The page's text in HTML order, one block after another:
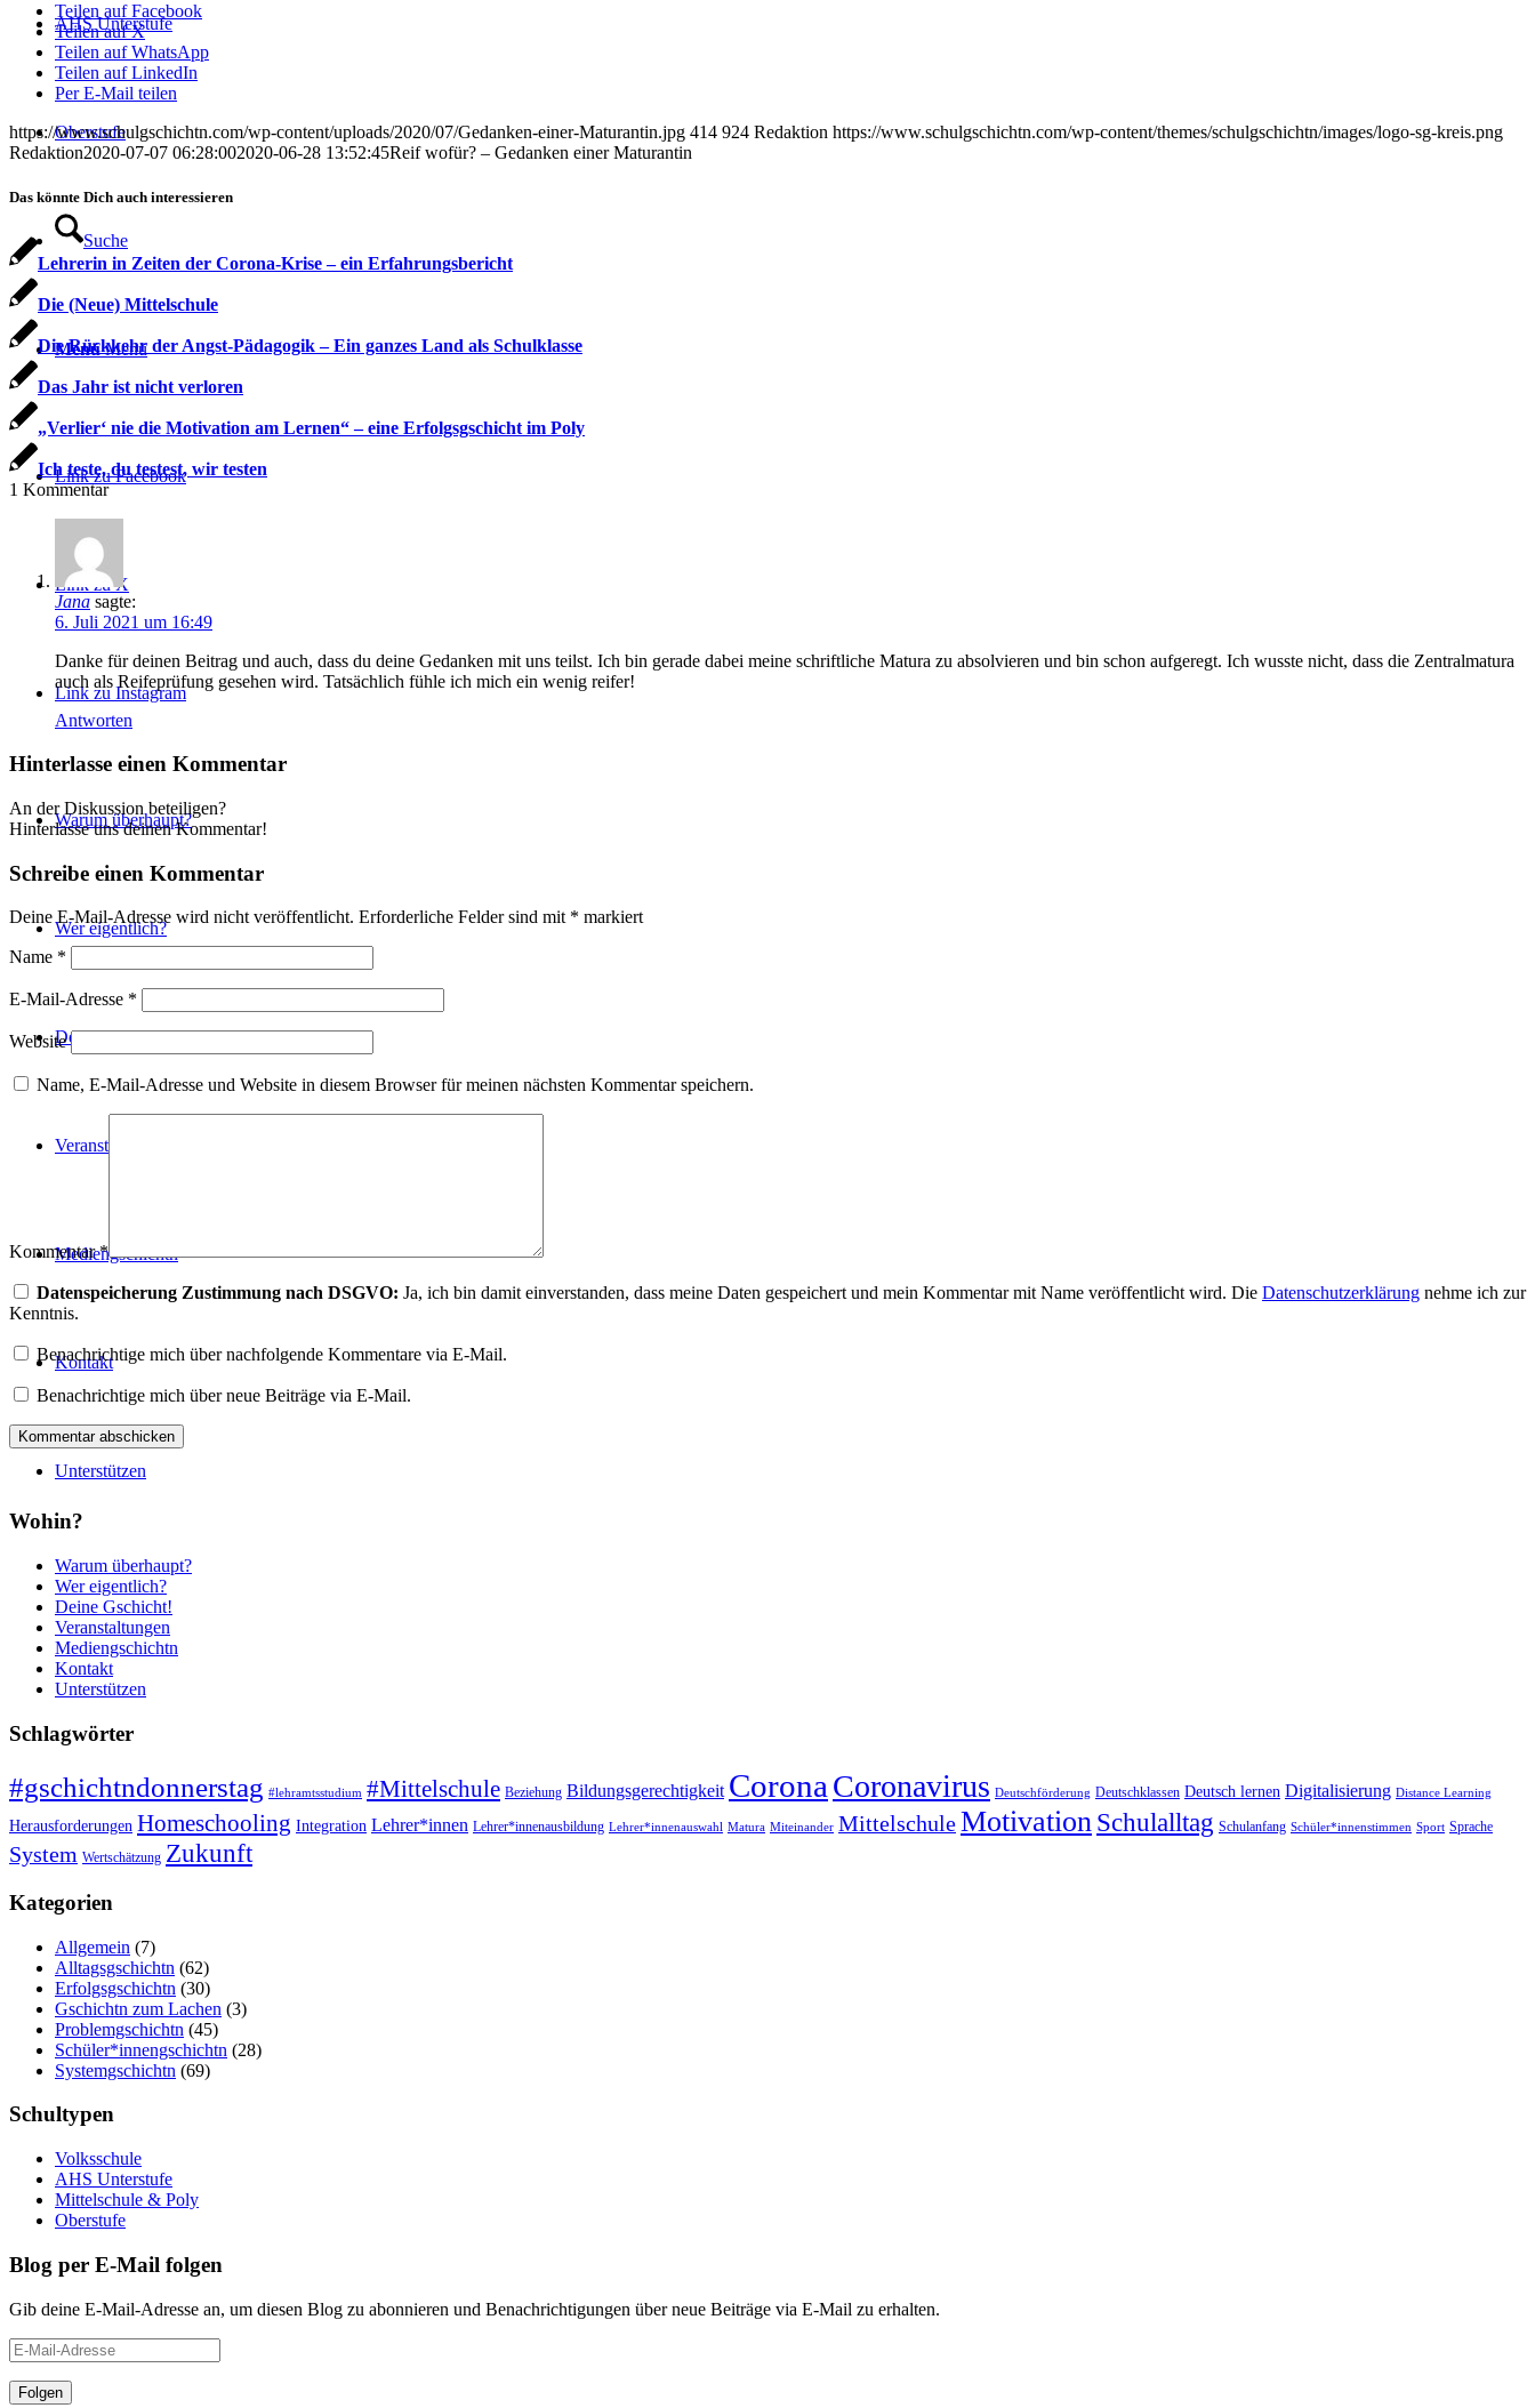
AHS Unterstufe
Oberstufe
Suche
Menü Menü
Link zu Facebook
Link zu X
Link zu Instagram
Warum überhaupt?
Wer eigentlich?
Deine Gschicht!
Veranstaltungen
Mediengschichtn
Kontakt
Unterstützen
Teilen auf Facebook
Teilen auf X
Teilen auf WhatsApp
Teilen auf LinkedIn
Per E-Mail teilen
https://www.schulgschichtn.com/wp-content/uploads/2020/07/Gedanken-einer-Maturantin.jpg 414 924 Redaktion https://www.schulgschichtn.com/wp-content/themes/schulgschichtn/images/logo-sg-kreis.png
Redaktion2020-07-07 06:28:002020-06-28 13:52:45Reif wofür? – Gedanken einer Maturantin
Das könnte Dich auch interessieren
Lehrerin in Zeiten der Corona-Krise – ein Erfahrungsbericht
Die (Neue) Mittelschule
Die Rückkehr der Angst-Pädagogik – Ein ganzes Land als Schulklasse
Das Jahr ist nicht verloren
„Verlier‘ nie die Motivation am Lernen“ – eine Erfolgsgschicht im Poly
Ich teste, du testest, wir testen
1 Kommentar
Jana sagte:
6. Juli 2021 um 16:49
Danke für deinen Beitrag und auch, dass du deine Gedanken mit uns teilst. Ich bin gerade dabei meine schriftliche Matura zu absolvieren und bin schon aufgeregt. Ich wusste nicht, dass die Zentralmatura
auch als Reifeprüfung gesehen wird. Tatsächlich fühle ich mich ein wenig reifer!
Antworten
Hinterlasse einen Kommentar
An der Diskussion beteiligen?
Hinterlasse uns deinen Kommentar!
Schreibe einen Kommentar
Deine E-Mail-Adresse wird nicht veröffentlicht. Erforderliche Felder sind mit * markiert
Name *
E-Mail-Adresse *
Website
Name, E-Mail-Adresse und Website in diesem Browser für meinen nächsten Kommentar speichern.
Kommentar*
Datenspeicherung Zustimmung nach DSGVO: Ja, ich bin damit einverstanden, dass meine Daten gespeichert und mein Kommentar mit Name veröffentlicht wird. Die Datenschutzerklärung nehme ich zur
Kenntnis.
Benachrichtige mich über nachfolgende Kommentare via E-Mail.
Benachrichtige mich über neue Beiträge via E-Mail.
Wohin?
Warum überhaupt?
Wer eigentlich?
Deine Gschicht!
Veranstaltungen
Mediengschichtn
Kontakt
Unterstützen
Schlagwörter
#gschichtndonnerstag #lehramtsstudium #Mittelschule Beziehung Bildungsgerechtigkeit Corona Coronavirus Deutschförderung Deutschklassen Deutsch lernen Digitalisierung Distance Learning
Herausforderungen Homeschooling Integration Lehrer*innen Lehrer*innenausbildung Lehrer*innenauswahl Matura Miteinander MittelschuleMotivationSchulalltag Schulanfang Schüler*innenstimmen Sport Sprache
System Wertschätzung Zukunft
Kategorien
Allgemein (7)
Alltagsgschichtn (62)
Erfolgsgschichtn (30)
Gschichtn zum Lachen (3)
Problemgschichtn (45)
Schüler*innengschichtn (28)
Systemgschichtn (69)
Schultypen
Volksschule
AHS Unterstufe
Mittelschule & Poly
Oberstufe
Blog per E-Mail folgen
Gib deine E-Mail-Adresse an, um diesen Blog zu abonnieren und Benachrichtigungen über neue Beiträge via E-Mail zu erhalten.
E-
Mail-
Adresse
Folgen